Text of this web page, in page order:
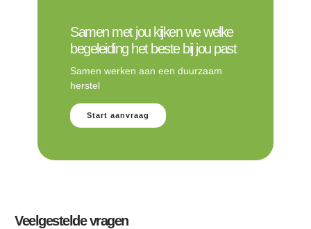
Samen met jou kijken we welke
begeleiding het beste bij jou past
Samen werken aan een duurzaam
herstel
Start aanvraag
Veelgestelde vragen